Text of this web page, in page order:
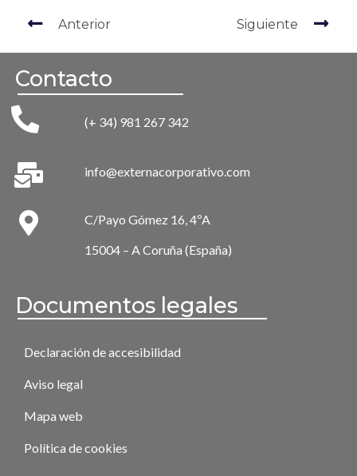
Anterior Siguiente
Contacto
(+ 34) 981 267 342
info@externacorporativo.com
C/Payo Gómez 16, 4ºA
15004 – A Coruña (España)
Documentos legales
Declaración de accesibilidad
Aviso legal
Mapa web
Política de cookies